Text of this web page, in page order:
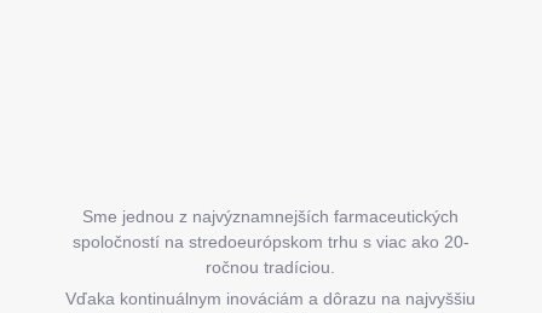
Sme jednou z najvýznamnejších farmaceutických
spoločností na stredoeurópskom trhu s viac ako 20-
ročnou tradíciou.
Vďaka kontinuálnym inováciám a dôrazu na najvyššiu